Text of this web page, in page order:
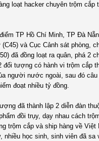
loạt hacker chuyên trộm cắp
TP Hồ Chí Minh, TP Đà
và Cục Cảnh sát phòng,
đã đồng loạt ra quân, phá 2
tượng có hành vi trộm cắp
người nước ngoài, sau đó
đoạt nhiều tỷ đồng.
đã thành lập 2 diễn đàn
đồi trụy, dạy nhau cách
trộm cắp và ship hàng về Việt
nhiều học sinh, sinh viên đã sa